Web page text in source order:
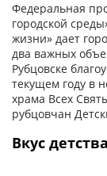
Федеральная
городской
жизни» дает
два важных
Рубцовске
текущем году в
храма Всех
рубцовчан
Вкус детства